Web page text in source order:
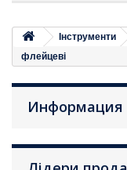
Iнструменти
флейцеві
Информация